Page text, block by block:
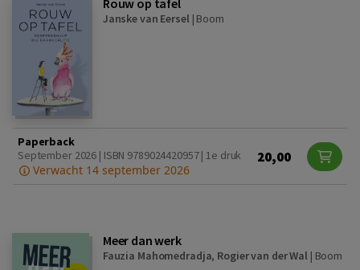
Janske van Eersel | Boom
Paperback
September 2026 | ISBN 9789024420957 | 1e druk
Verwacht 14 september 2026
20,00
Meer dan werk
Fauzia Mahomedradja, Rogier van der Wal| Boom